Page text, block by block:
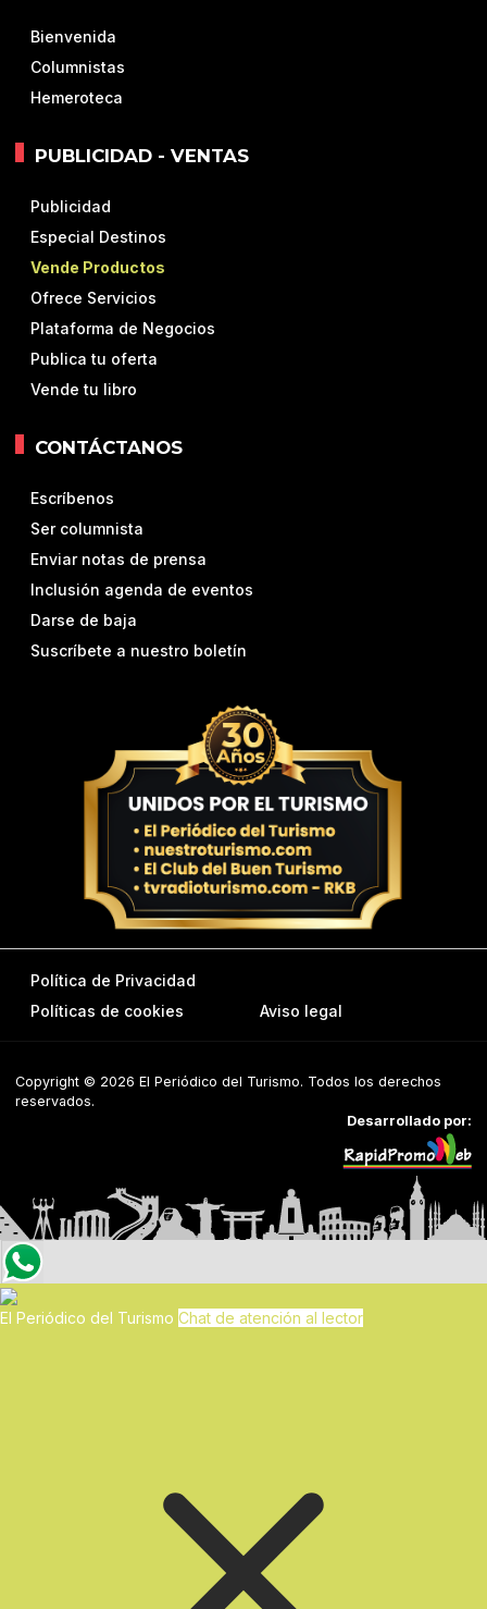
Bienvenida
Columnistas
Hemeroteca
PUBLICIDAD - VENTAS
Publicidad
Especial Destinos
Vende Productos
Ofrece Servicios
Plataforma de Negocios
Publica tu oferta
Vende tu libro
CONTÁCTANOS
Escríbenos
Ser columnista
Enviar notas de prensa
Inclusión agenda de eventos
Darse de baja
Suscríbete a nuestro boletín
Política de Privacidad
Políticas de cookies
Aviso legal
Copyright © 2026 El Periódico del Turismo. Todos los derechos
reservados.
Desarrollado por:
El Periódico del Turismo Chat de atención al lector